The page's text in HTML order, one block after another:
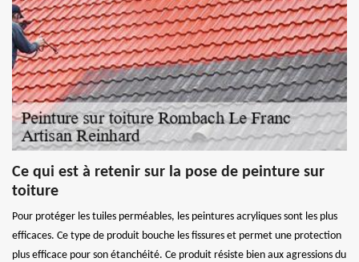
Ce qui est à retenir sur la pose de peinture sur
toiture
Pour protéger les tuiles perméables, les peintures acryliques sont les plus
efficaces. Ce type de produit bouche les fissures et permet une protection
plus efficace pour son étanchéité. Ce produit résiste bien aux agressions du